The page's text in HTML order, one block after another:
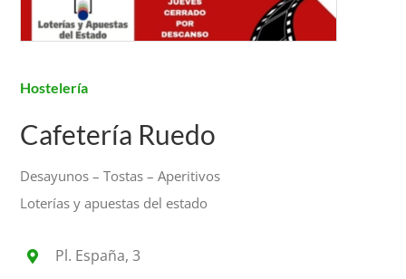
Hostelería
Cafetería Ruedo
Desayunos – Tostas – Aperitivos
Loterías y apuestas del estado
Pl. España, 3